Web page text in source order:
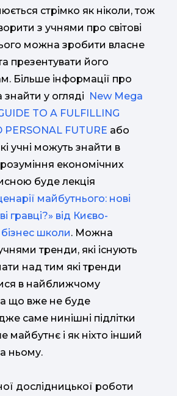
стрімко як ніколи, тож
з учнями про світові
можна зробити власне
презентувати його
Більше інформації про
у огляді New Mega
TO A FULFILLING
PERSONAL FUTURE або
учні можуть знайти в
розуміння економічних
буде лекція
майбутнього: нові
гравці?» від Києво-
школи. Можна
тренди, які існують
над тим які тренди
в найближчому
що вже не буде
саме нинішні підлітки
майбутнє і як ніхто інший
ньому.
дослідницької роботи